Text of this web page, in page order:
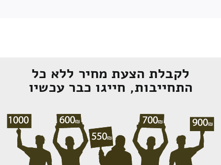
לקבלת הצעת מחיר ללא כל
התחייבות, חייגו כבר עכשיו